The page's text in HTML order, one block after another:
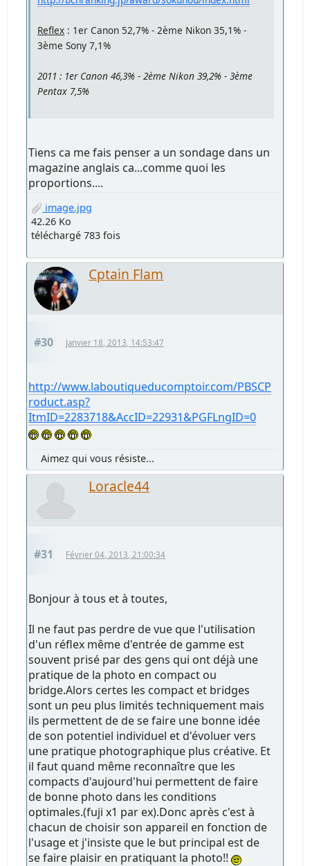
Reflex : 1er Canon 52,7% - 2ème Nikon 35,1% -
3ème Sony 7,1%
2011 : 1er Canon 46,3% - 2ème Nikon 39,2% - 3ème
Pentax 7,5%
Tiens ca me fais penser a un sondage dans un
magazine anglais ca...comme quoi les
proportions....
image.jpg
42.26 Ko
téléchargé 783 fois
Cptain Flam
#30 Janvier 18, 2013, 14:53:47
http://www.laboutiqueducomptoir.com/PBSCP
roduct.asp?
ItmID=2283718&AccID=22931&PGFLngID=0
Aimez qui vous résiste...
Loracle44
#31 Février 04, 2013, 21:00:34
Bonjour à tous et à toutes,
Il ne faut pas perdre de vue que l'utilisation
d'un réflex même d'entrée de gamme est
souvent prisé par des gens qui ont déjà une
pratique de la photo en compact ou
bridge.Alors certes les compact et bridges
sont un peu plus limités techniquement mais
ils permettent de de se faire une bonne idée
de son potentiel individuel et d'évoluer vers
une pratique photographique plus créative. Et
il faut quand même reconnaître que les
compacts d'aujourd'hui permettent de faire
de bonne photo dans les conditions
optimales.(fuji x1 par ex).Donc après c'est à
chacun de choisir son appareil en fonction de
l'usage et j'insiste que le but principal est de
se faire plaisir en pratiquant la photo!!